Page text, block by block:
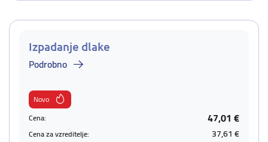
Izpadanje dlake
Podrobno
Novo
Cena:
47,01 €
Cena za vzreditelje: 37,61 €